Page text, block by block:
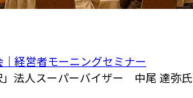
経営者モーニングセミナー
」法人スーパーバイザー 中尾 達弥氏